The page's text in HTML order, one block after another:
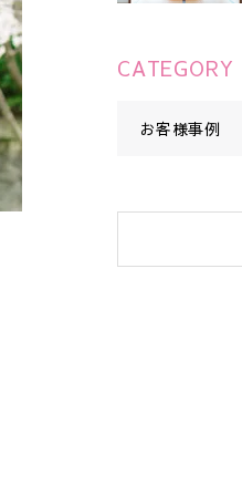
CATEGORY
お客様事例